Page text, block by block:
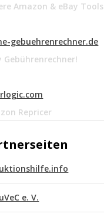
Amazon & eBay Tools
gebuehrenrechner.de
Gebührenrechner!
Repricer
e. V.